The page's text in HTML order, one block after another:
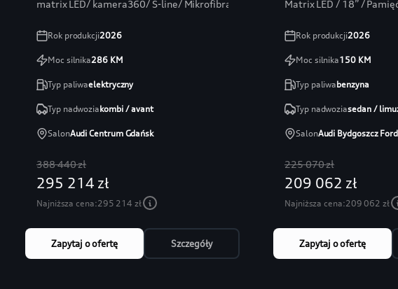
matrix LED/ kamera360/ S-line/ Mikrofibra/ Bang/ ambiente+
Rok produkcji2026
Moc silnika286KM
Typ paliwaelektryczny
Typ nadwoziakombi / avant
SalonAudi Centrum Gdańsk
388 440 zł
295 214 zł
Najniższa cena:295 214 zł
Zapytaj o ofertę Szczegóły
Matrix LED / 18” /
Rok produkcji2026
Moc silnika150KM
Typ paliwabenzyna
Typ nadwoziasedan /
SalonAudi Bydgoszcz
225 070 zł
209 062 zł
Najniższa cena:209 062 zł
Zapytaj o ofertę